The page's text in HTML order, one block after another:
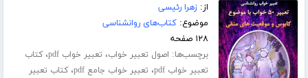
از:زهرا رئیسی
موضوع:کتاب‌های روانشناسی
۱۲۸ صفحه
برچسب‌ها: اصول تعبیر خواب، تعبیر خواب pdf ،کتاب
تعبیر خواب pdf
، تعبیر خواب جامع pdf ،کتاب تعبیر